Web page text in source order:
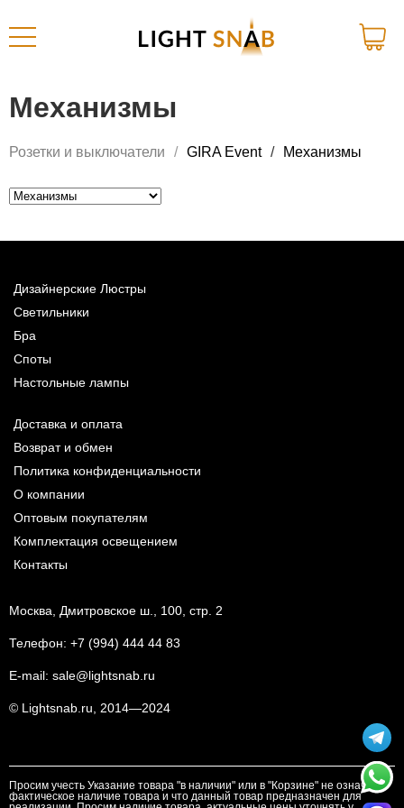
Механизмы
Розетки и выключатели GIRA Event Механизмы
Дизайнерские Люстры
Светильники
Бра
Споты
Настольные лампы
Доставка и оплата
Возврат и обмен
Политика конфиденциальности
О компании
Оптовым покупателям
Комплектация освещением
Контакты
Москва, Дмитровское ш., 100, стр. 2
Телефон: +7 (994) 444 44 83
E-mail: sale@lightsnab.ru
© Lightsnab.ru, 2014—2024
Просим учесть Указание товара "в наличии" или в "Корзине" не означает
фактическое наличие товара и что данный товар предназначен для